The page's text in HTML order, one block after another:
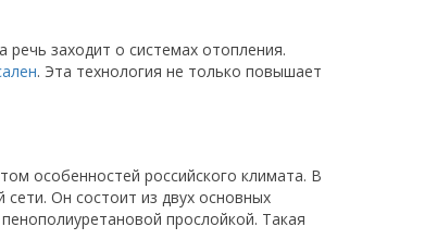
заходит о системах отопления.
. Эта технология не только повышает
особенностей российского климата. В
Он состоит из двух основных
прослойкой. Такая